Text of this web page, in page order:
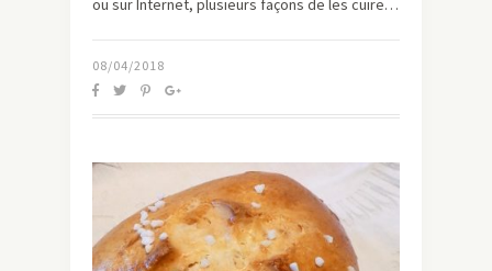
ou sur Internet, plusieurs façons de les cuire…
08/04/2018